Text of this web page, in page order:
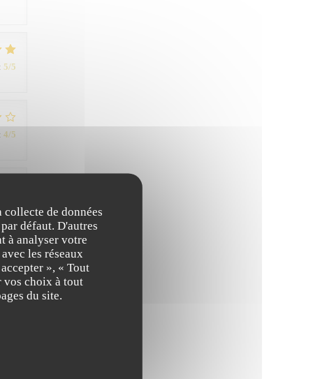
de données
défaut. D'autres
à analyser votre
les réseaux
», « Tout
vos choix à tout
du site.
: 5/5
: 4/5